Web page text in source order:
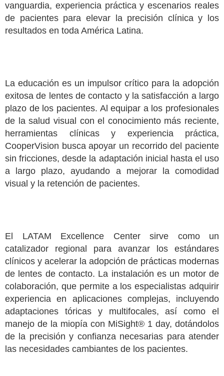
vanguardia, experiencia práctica y escenarios reales
de pacientes para elevar la precisión clínica y los
resultados en toda América Latina.
La educación es un impulsor crítico para la adopción
exitosa de lentes de contacto y la satisfacción a largo
plazo de los pacientes. Al equipar a los profesionales
de la salud visual con el conocimiento más reciente,
herramientas clínicas y experiencia práctica,
CooperVision busca apoyar un recorrido del paciente
sin fricciones, desde la adaptación inicial hasta el uso
a largo plazo, ayudando a mejorar la comodidad
visual y la retención de pacientes.
El LATAM Excellence Center sirve como un
catalizador regional para avanzar los estándares
clínicos y acelerar la adopción de prácticas modernas
de lentes de contacto. La instalación es un motor de
colaboración, que permite a los especialistas adquirir
experiencia en aplicaciones complejas, incluyendo
adaptaciones tóricas y multifocales, así como el
manejo de la miopía con MiSight® 1 day, dotándolos
de la precisión y confianza necesarias para atender
las necesidades cambiantes de los pacientes.